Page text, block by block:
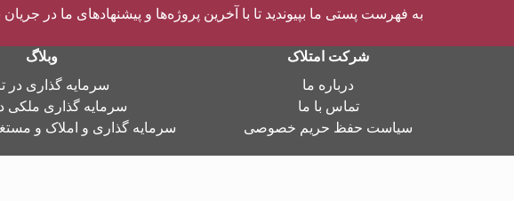
به فهرست پستی ما بپیوندید تا با آخرین پروژه‌ها و پیشنهادهای ما در جریان
شرکت امتلاک
درباره ما
تماس با ما
سیاست حفظ حریم خصوصی
وبلاگ
سرمایه گذاری در
سرمایه گذاری ملکی
سرمایه گذاری و املاک و